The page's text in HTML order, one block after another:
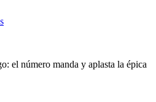
el número manda y aplasta la épica